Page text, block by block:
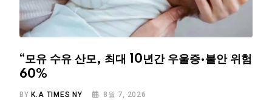
“모유 수유 산모, 최대 10년간 우울증·불안 위험
60%
BY K.A TIMES NY 8월 7, 2026